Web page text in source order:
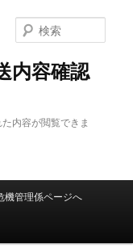
内容確認
内容が閲覧できま
索
機管理係ページへ